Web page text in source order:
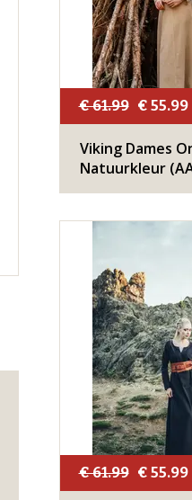
€ 61.99€ 55.99
Viking Dames
Natuurkleur
€ 61.99€ 55.99